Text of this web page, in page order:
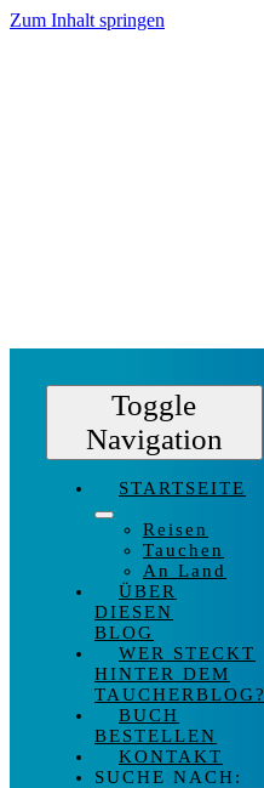
Zum Inhalt springen
Toggle
Navigation
STARTSEITE
Reisen
Tauchen
An Land
ÜBER
DIESEN
BLOG
WER STECKT
HINTER DEM
TAUCHERBLOG?
BUCH
BESTELLEN
KONTAKT
SUCHE NACH: